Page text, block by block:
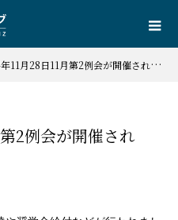
11月28日11月第2例会が開催されました。
2例会が開催され